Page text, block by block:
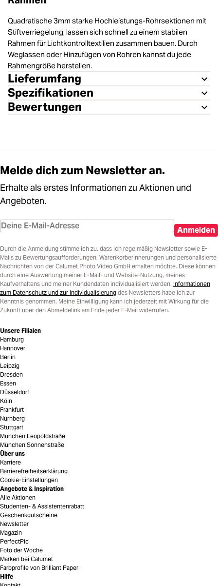
Quadratische 3mm starke Hochleistungs-Rohrsektionen mit
Stiftverriegelung, lassen sich schnell zu einem stabilen
Rahmen für Lichtkontrolltextilien zusammen bauen. Durch
Weglassen oder Hinzufügen von Rohren kannst du jede
Rahmengröße herstellen.
Lieferumfang
Spezifikationen
Bewertungen
Melde dich zum Newsletter an.
Erhalte als erstes Informationen zu Aktionen und
Angeboten.
Anmelden
Durch die Anmeldung stimme ich zu, dass ich regelmäßig Newsletter sowie E-
Mails zu Bewertungsaufforderungen, Warenkorberinnerungen und personalisierte
Nachrichten von der Calumet Photo Video GmbH erhalten möchte. Diese können
durch eine Auswertung meiner E-Mail- und Website-Nutzung, meines
Kaufverhaltens und meiner Kundendaten individualisiert werden. Informationen
zum Datenschutz und zur Individualisierung des Newsletters habe ich zur
Kenntnis genommen. Meine Einwilligung kann ich jederzeit mit Wirkung für die
Zukunft über den Abmeldelink am Ende jeder E-Mail widerrufen.
Unsere Filialen
Hamburg
Hannover
Berlin
Leipzig
Dresden
Essen
Düsseldorf
Köln
Frankfurt
Nürnberg
Stuttgart
München Leopoldstraße
München Sonnenstraße
Über uns
Karriere
Barrierefreiheitserklärung
Cookie-Einstellungen
Angebote & Inspiration
Alle Aktionen
Studenten- & Assistentenrabatt
Geschenkgutscheine
Newsletter
Magazin
PerfectPic
Foto der Woche
Marken bei Calumet
Farbprofile von Brilliant Paper
Hilfe